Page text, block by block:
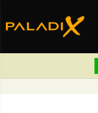
na